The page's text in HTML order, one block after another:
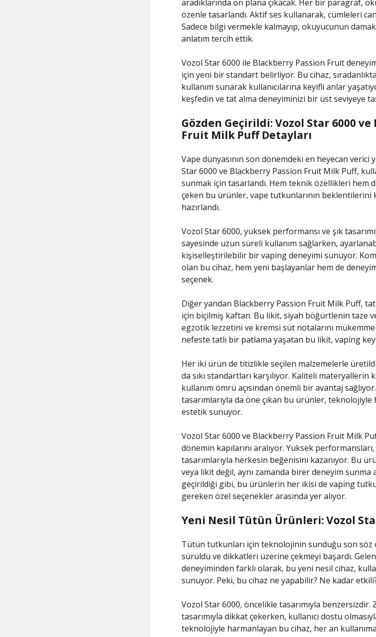
aradıklarında ön plana çıkacak. Her bir paragraf,
özenle tasarlandı. Aktif ses kullanarak, cümleleri
Sadece bilgi vermekle kalmayıp, okuyucunun
anlatım tercih ettik.
Vozol Star 6000 ile Blackberry Passion Fruit
için yeni bir standart belirliyor. Bu cihaz,
kullanım sunarak kullanıcılarına keyifli anlar
keşfedin ve tat alma deneyiminizi bir üst seviyeye
Gözden Geçirildi: Vozol Star 6000
Fruit Milk Puff Detayları
Vape dünyasının son dönemdeki en heyecan
Star 6000 ve Blackberry Passion Fruit Milk Puff,
sunmak için tasarlandı. Hem teknik özellikleri hem
çeken bu ürünler, vape tutkunlarının beklentilerini
hazırlandı.
Vozol Star 6000, yüksek performansı ve şık
sayesinde uzun süreli kullanım sağlarken,
kişiselleştirilebilir bir vaping deneyimi sunuyor.
olan bu cihaz, hem yeni başlayanlar hem de
seçenek.
Diğer yandan Blackberry Passion Fruit Milk Puff,
için biçilmiş kaftan. Bu likit, siyah böğürtlenin taze ve
egzotik lezzetini ve kremsi süt notalarını
nefeste tatlı bir patlama yaşatan bu likit, vaping
Her iki ürün de titizlikle seçilen malzemelerle
da sıkı standartları karşılıyor. Kaliteli materyallerin
kullanım ömrü açısından önemli bir avantaj
tasarımlarıyla da öne çıkan bu ürünler,
estetik sunuyor.
Vozol Star 6000 ve Blackberry Passion Fruit Milk
dönemin kapılarını aralıyor. Yüksek
tasarımlarıyla herkesin beğenisini kazanıyor. Bu
veya likit değil, aynı zamanda birer deneyim sunma
geçirildiği gibi, bu ürünlerin her ikisi de vaping
gereken özel seçenekler arasında yer alıyor.
Yeni Nesil Tütün Ürünleri: Vozol
Tütün tutkunları için teknolojinin sunduğu son söz
sürüldü ve dikkatleri üzerine çekmeyi başardı.
deneyiminden farklı olarak, bu yeni nesil cihaz,
sunuyor. Peki, bu cihaz ne yapabilir? Ne kadar
Vozol Star 6000, öncelikle tasarımıyla benzersizdir.
tasarımıyla dikkat çekerken, kullanıcı dostu
teknolojiyle harmanlayan bu cihaz, her an